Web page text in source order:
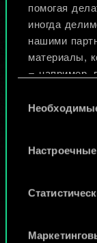
помогая
иногда
нашими
материалы,
— например,
разрешения.
Найти
используем
«Настройки»
согласия
Настроечные